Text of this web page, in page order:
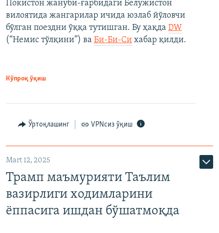
Покистон жануби-ғарбидаги Белужистон
вилоятида жангарилар ичида юзлаб йўловчи
бўлган поездни ўққа тутишган. Бу ҳақда DW
(“Немис тўлқини”) ва Би-Би-Си хабар қилди.
Кўпроқ ўқиш
Ўртоқлашинг VPNсиз ўқиш
Mart 12, 2025
Трамп маъмурияти Таълим
вазирлиги ходимларини
ёппасига ишдан бўшатмоқда